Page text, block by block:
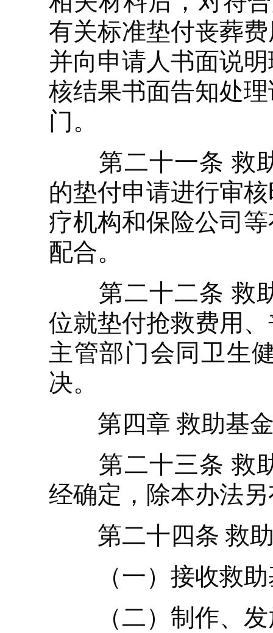
有关标准垫付丧葬
并向申请人书面说
核结果书面告知处
门。
第二十一条 救助
的垫付申请进行审
疗机构和保险公司
配合。
第二十二条 救助
位就垫付抢救费用
主管部门会同卫生
决。
第四章 救助基
第二十三条 救助
经确定，除本办法
第二十四条 救助
（一）接收救助
（二）制作、发